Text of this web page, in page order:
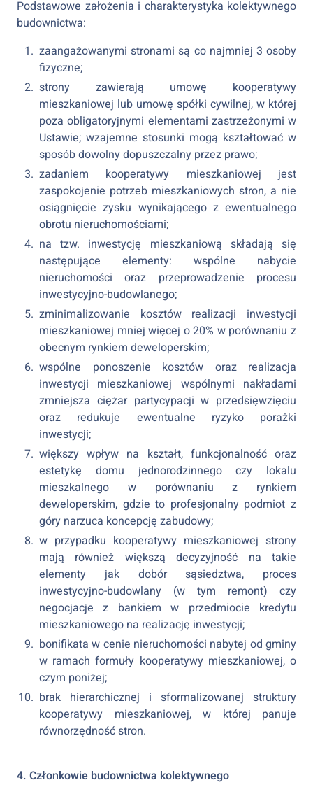
Podstawowe założenia i charakterystyka kolektywnego
budownictwa:
zaangażowanymi stronami są co najmniej 3 osoby
fizyczne;
strony zawierają umowę kooperatywy
mieszkaniowej lub umowę spółki cywilnej, w której
poza obligatoryjnymi elementami zastrzeżonymi w
Ustawie; wzajemne stosunki mogą kształtować w
sposób dowolny dopuszczalny przez prawo;
zadaniem kooperatywy mieszkaniowej jest
zaspokojenie potrzeb mieszkaniowych stron, a nie
osiągnięcie zysku wynikającego z ewentualnego
obrotu nieruchomościami;
na tzw. inwestycję mieszkaniową składają się
następujące elementy: wspólne nabycie
nieruchomości oraz przeprowadzenie procesu
inwestycyjno-budowlanego;
zminimalizowanie kosztów realizacji inwestycji
mieszkaniowej mniej więcej o 20% w porównaniu z
obecnym rynkiem deweloperskim;
wspólne ponoszenie kosztów oraz realizacja
inwestycji mieszkaniowej wspólnymi nakładami
zmniejsza ciężar partycypacji w przedsięwzięciu
oraz redukuje ewentualne ryzyko porażki
inwestycji;
większy wpływ na kształt, funkcjonalność oraz
estetykę domu jednorodzinnego czy lokalu
mieszkalnego w porównaniu z rynkiem
deweloperskim, gdzie to profesjonalny podmiot z
góry narzuca koncepcję zabudowy;
w przypadku kooperatywy mieszkaniowej strony
mają również większą decyzyjność na takie
elementy jak dobór sąsiedztwa, proces
inwestycyjno-budowlany (w tym remont) czy
negocjacje z bankiem w przedmiocie kredytu
mieszkaniowego na realizację inwestycji;
bonifikata w cenie nieruchomości nabytej od gminy
w ramach formuły kooperatywy mieszkaniowej, o
czym poniżej;
brak hierarchicznej i sformalizowanej struktury
kooperatywy mieszkaniowej, w której panuje
równorzędność stron.
4. Członkowie budownictwa kolektywnego